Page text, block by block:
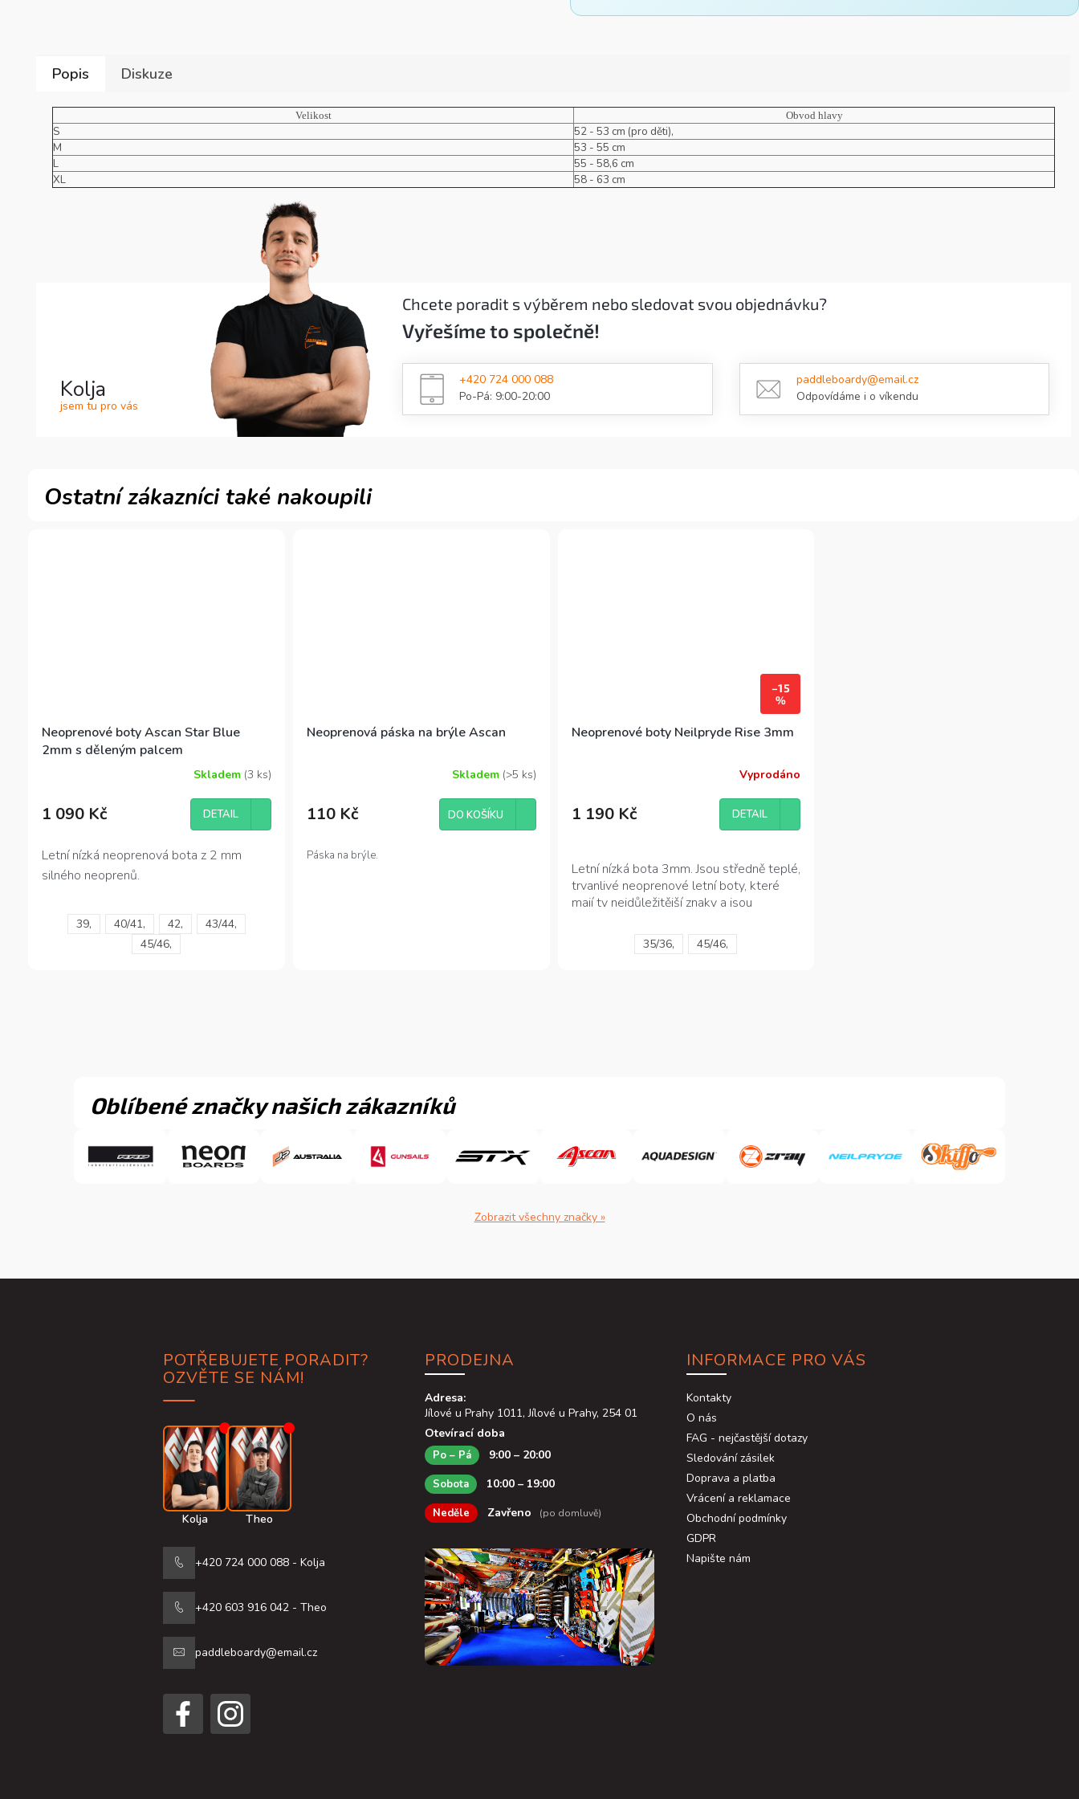
Neoprenové boty Ascan Star Blue
2mm s děleným palcem
produktu
je
z
hvězdiček.
Skladem (3 ks)
1 090 Kč DETAIL
Letní nízká neoprenová bota z 2 mm
silného neoprenů.
39, 40/41, 42,
43/44,
45/46,
Neoprenová páska na brýle Ascan
produktu
je
z
Skladem (>5 ks)
110 Kč DO KOŠÍKU
Páska na brýle.
–15
%
Neoprenové boty Neilpryde Rise 3mm
produktu
je
5
hvězdiček.
Vyprodáno
1 190 Kč DETAIL
Letní nízká bota 3mm. Jsou středně teplé,
trvanlivé neoprenové letní boty, které
mají ty nejdůležitější znaky a jsou
35/36, 45/46,
Popis Diskuze
Velikost Obvod hlavy
S
52 - 53 cm (pro děti),
M
53 - 55 cm
L
55 - 58,6 cm
XL
58 - 63 cm
Kolja
jsem tu pro vás
Chcete poradit s výběrem nebo sledovat svou objednávku?
Vyřešíme to společně!
+420 724 000 088
Po-Pá: 9:00-20:00
paddleboardy@email.cz
Odpovídáme i o víkendu
Oblíbené značky našich zákazníků
Zobrazit všechny značky »
POTŘEBUJETE PORADIT?
OZVĚTE SE NÁM!
Kolja Theo
+420 724 000 088 - Kolja
+420 603 916 042 - Theo
paddleboardy@email.cz
PRODEJNA
Adresa:
Jílové u Prahy 1011, Jílové u Prahy, 254 01
Otevírací doba
Po – Pá 9:00 – 20:00
Sobota 10:00 – 19:00
Neděle Zavřeno (po domluvě)
INFORMACE PRO VÁS
Kontakty
O nás
FAG - nejčastější dotazy
Sledování zásilek
Doprava a platba
Vrácení a reklamace
Obchodní podmínky
GDPR
Napište nám